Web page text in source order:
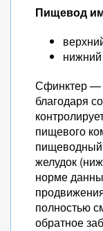
Пищевод
Сфинктер —
благодаря
пищевого
пищеводный
желудок
норме
полностью
обратное